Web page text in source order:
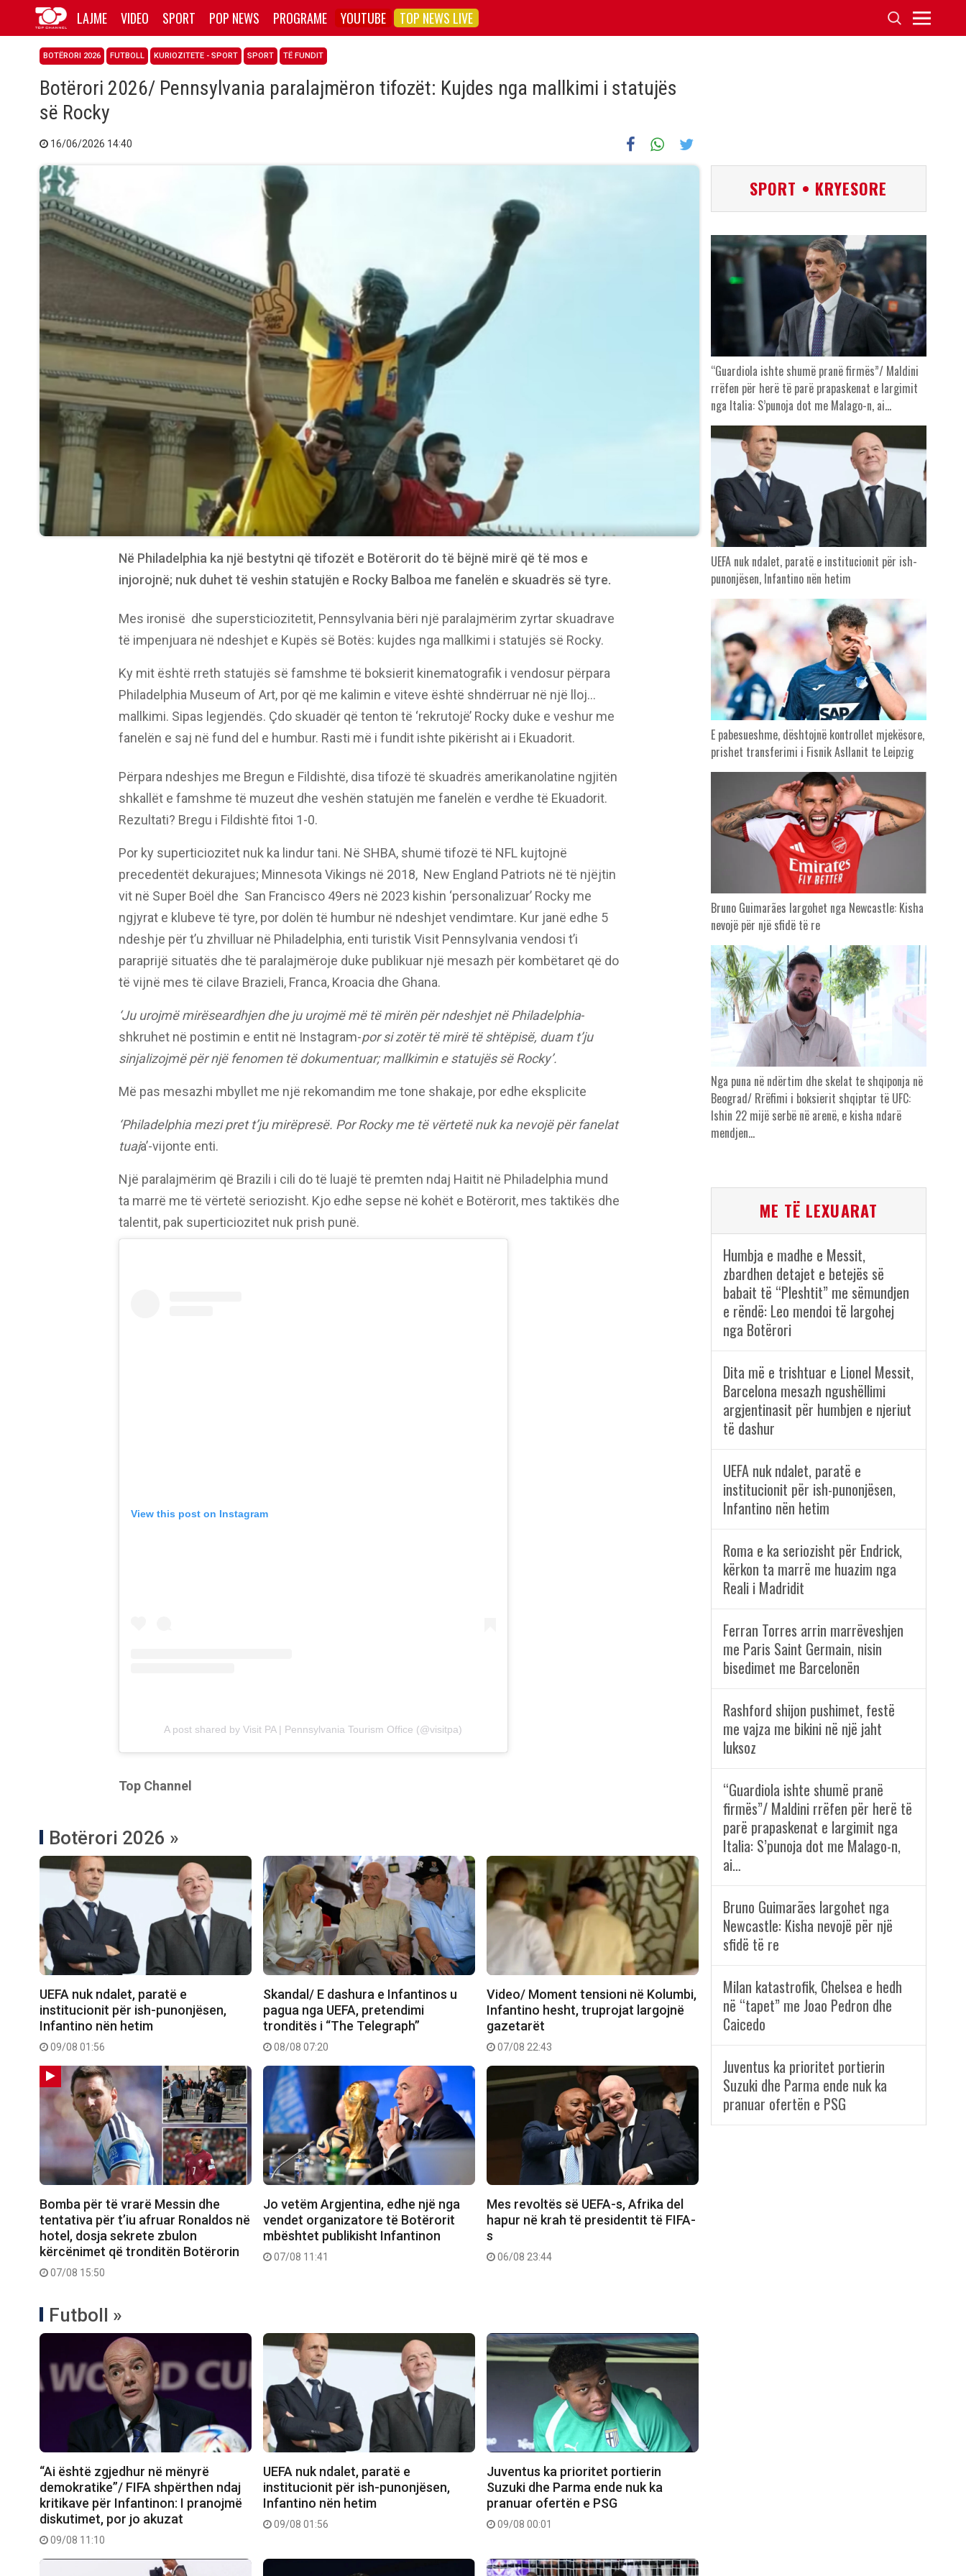
LAJME VIDEO SPORT POP NEWS PROGRAME YOUTUBE TOP NEWS LIVE
BOTËRORI 2026 FUTBOLL KURIOZITETE - SPORT SPORT TË FUNDIT
Botërori 2026/ Pennsylvania paralajmëron tifozët: Kujdes nga mallkimi i statujës
së Rocky
16/06/2026 14:40
Në Philadelphia ka një bestytni që tifozët e Botërorit do të bëjnë mirë që të mos e
injorojnë; nuk duhet të veshin statujën e Rocky Balboa me fanelën e skuadrës së tyre.
Mes ironisë dhe supersticiozitetit, Pennsylvania bëri një paralajmërim zyrtar skuadrave
të impenjuara në ndeshjet e Kupës së Botës: kujdes nga mallkimi i statujës së Rocky.
Ky mit është rreth statujës së famshme të boksierit kinematografik i vendosur përpara
Philadelphia Museum of Art, por që me kalimin e viteve është shndërruar në një lloj…
mallkimi. Sipas legjendës. Çdo skuadër që tenton të ‘rekrutojë’ Rocky duke e veshur me
fanelën e saj në fund del e humbur. Rasti më i fundit ishte pikërisht ai i Ekuadorit.
Përpara ndeshjes me Bregun e Fildishtë, disa tifozë të skuadrës amerikanolatine ngjitën
shkallët e famshme të muzeut dhe veshën statujën me fanelën e verdhe të Ekuadorit.
Rezultati? Bregu i Fildishtë fitoi 1-0.
Por ky superticiozitet nuk ka lindur tani. Në SHBA, shumë tifozë të NFL kujtojnë
precedentët dekurajues; Minnesota Vikings në 2018, New England Patriots në të njëjtin
vit në Super Boël dhe San Francisco 49ers në 2023 kishin ‘personalizuar’ Rocky me
ngjyrat e klubeve të tyre, por dolën të humbur në ndeshjet vendimtare. Kur janë edhe 5
ndeshje për t’u zhvilluar në Philadelphia, enti turistik Visit Pennsylvania vendosi t’i
paraprijë situatës dhe të paralajmëroje duke publikuar një mesazh për kombëtaret që do
të vijnë mes të cilave Brazieli, Franca, Kroacia dhe Ghana.
‘Ju urojmë mirëseardhjen dhe ju urojmë më të mirën për ndeshjet në Philadelphia-
shkruhet në postimin e entit në Instagram-por si zotër të mirë të shtëpisë, duam t’ju
sinjalizojmë për një fenomen të dokumentuar; mallkimin e statujës së Rocky’.
Më pas mesazhi mbyllet me një rekomandim me tone shakaje, por edhe eksplicite
‘Philadelphia mezi pret t’ju mirëpresë. Por Rocky me të vërtetë nuk ka nevojë për fanelat
tuaja’-vijonte enti.
Një paralajmërim që Brazili i cili do të luajë të premten ndaj Haitit në Philadelphia mund
ta marrë me të vërtetë seriozisht. Kjo edhe sepse në kohët e Botërorit, mes taktikës dhe
talentit, pak superticiozitet nuk prish punë.
View this post on Instagram
A post shared by Visit PA | Pennsylvania Tourism Office (@visitpa)
Top Channel
Botërori 2026 »
UEFA nuk ndalet, paratë e
institucionit për ish-punonjësen,
Infantino nën hetim
09/08 01:56
Skandal/ E dashura e Infantinos u
pagua nga UEFA, pretendimi
tronditës i “The Telegraph”
08/08 07:20
Video/ Moment tensioni në Kolumbi,
Infantino hesht, truprojat largojnë
gazetarët
07/08 22:43
Bomba për të vrarë Messin dhe
tentativa për t’iu afruar Ronaldos në
hotel, dosja sekrete zbulon
kërcënimet që tronditën Botërorin
07/08 15:50
Jo vetëm Argjentina, edhe një nga
vendet organizatore të Botërorit
mbështet publikisht Infantinon
07/08 11:41
Mes revoltës së UEFA-s, Afrika del
hapur në krah të presidentit të FIFA-
s
06/08 23:44
Futboll »
“Ai është zgjedhur në mënyrë
demokratike”/ FIFA shpërthen ndaj
kritikave për Infantinon: I pranojmë
diskutimet, por jo akuzat
09/08 11:10
UEFA nuk ndalet, paratë e
institucionit për ish-punonjësen,
Infantino nën hetim
09/08 01:56
Juventus ka prioritet portierin
Suzuki dhe Parma ende nuk ka
pranuar ofertën e PSG
09/08 00:01
SPORT • KRYESORE
“Guardiola ishte shumë pranë firmës”/ Maldini
rrëfen për herë të parë prapaskenat e largimit
nga Italia: S’punoja dot me Malago-n, ai…
UEFA nuk ndalet, paratë e institucionit për ish-
punonjësen, Infantino nën hetim
E pabesueshme, dështojnë kontrollet mjekësore,
prishet transferimi i Fisnik Asllanit te Leipzig
Bruno Guimarães largohet nga Newcastle: Kisha
nevojë për një sfidë të re
Nga puna në ndërtim dhe skelat te shqiponja në
Beograd/ Rrëfimi i boksierit shqiptar të UFC:
Ishin 22 mijë serbë në arenë, e kisha ndarë
mendjen…
ME TË LEXUARAT
Humbja e madhe e Messit,
zbardhen detajet e betejës së
babait të “Pleshtit” me sëmundjen
e rëndë: Leo mendoi të largohej
nga Botërori
Dita më e trishtuar e Lionel Messit,
Barcelona mesazh ngushëllimi
argjentinasit për humbjen e njeriut
të dashur
UEFA nuk ndalet, paratë e
institucionit për ish-punonjësen,
Infantino nën hetim
Roma e ka seriozisht për Endrick,
kërkon ta marrë me huazim nga
Reali i Madridit
Ferran Torres arrin marrëveshjen
me Paris Saint Germain, nisin
bisedimet me Barcelonën
Rashford shijon pushimet, festë
me vajza me bikini në një jaht
luksoz
“Guardiola ishte shumë pranë
firmës”/ Maldini rrëfen për herë të
parë prapaskenat e largimit nga
Italia: S’punoja dot me Malago-n,
ai…
Bruno Guimarães largohet nga
Newcastle: Kisha nevojë për një
sfidë të re
Milan katastrofik, Chelsea e hedh
në “tapet” me Joao Pedron dhe
Caicedo
Juventus ka prioritet portierin
Suzuki dhe Parma ende nuk ka
pranuar ofertën e PSG